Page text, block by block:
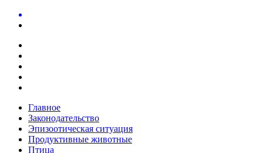
Главное
Законодательство
Эпизоотическая ситуация
Продуктивные животные
Птица